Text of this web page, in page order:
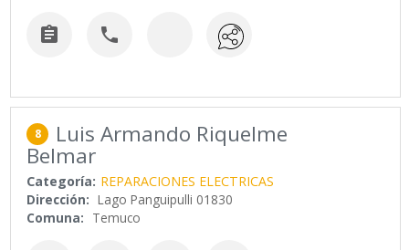
 
8 Luis Armando Riquelme
Belmar
Categoría: REPARACIONES ELECTRICAS
Dirección: Lago Panguipulli 01830
Comuna: Temuco